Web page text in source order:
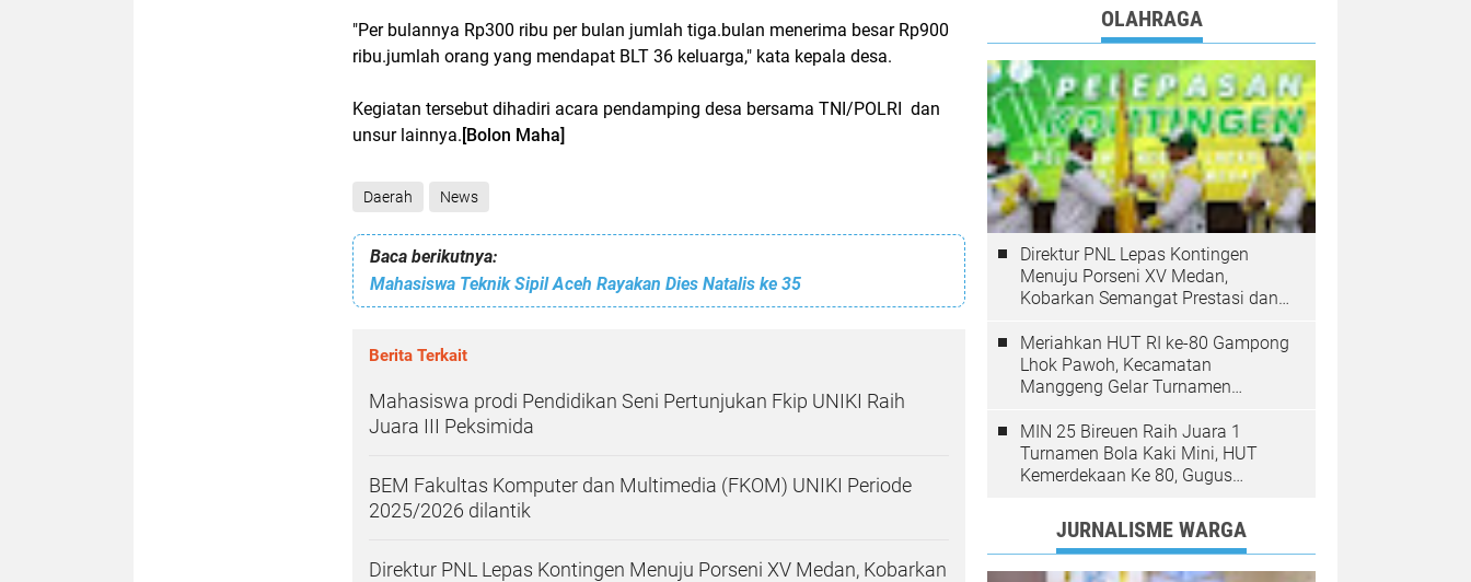
"Per bulannya Rp300 ribu per bulan jumlah tiga.bulan menerima besar Rp900
ribu.jumlah orang yang mendapat BLT 36 keluarga," kata kepala desa.
Kegiatan tersebut dihadiri acara pendamping desa bersama TNI/POLRI dan
unsur lainnya. [Bolon Maha]
Daerah News
Baca berikutnya:
Mahasiswa Teknik Sipil Aceh Rayakan Dies Natalis ke 35
Berita Terkait
Mahasiswa prodi Pendidikan Seni Pertunjukan Fkip UNIKI Raih
Juara III Peksimida
BEM Fakultas Komputer dan Multimedia (FKOM) UNIKI Periode
2025/2026 dilantik
Direktur PNL Lepas Kontingen Menuju Porseni XV Medan, Kobarkan
OLAHRAGA
Direktur PNL Lepas Kontingen
Menuju Porseni XV Medan,
Kobarkan Semangat Prestasi dan
Meriahkan HUT RI ke-80 Gampong
Lhok Pawoh, Kecamatan
Manggeng Gelar Turnamen
MIN 25 Bireuen Raih Juara 1
Turnamen Bola Kaki Mini, HUT
Kemerdekaan Ke 80, Gugus
JURNALISME WARGA